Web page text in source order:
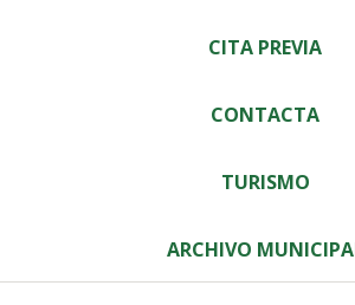
CITA PREVIA
CONTACTA
TURISMO
ARCHIVO